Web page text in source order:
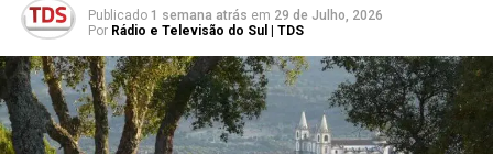
Publicado 1 semana atrás em 29 de Julho, 2026
Por Rádio e Televisão do Sul | TDS